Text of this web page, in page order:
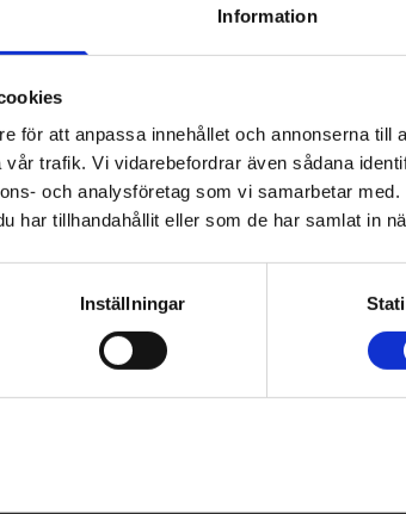
Information
för att anpassa innehållet och annonserna till
trafik. Vi vidarebefordrar även sådana
och analysföretag som vi samarbetar
har tillhandahållit eller som de har samlat in
Inställningar
CAST, Karolinska sjukhuset, anställdes
vanligt att patienterna har många olika
och sjuksköterska/chef. Från
när alla jobbar gemensamt finns mest
när den inte är där, det är en ny
undervisningen på Uppsala
ett läkemedelsrum, ett ”apotek” och ett
är det t ex särskilt viktigt i
samarbetet mycket viktigt: börja tidigt